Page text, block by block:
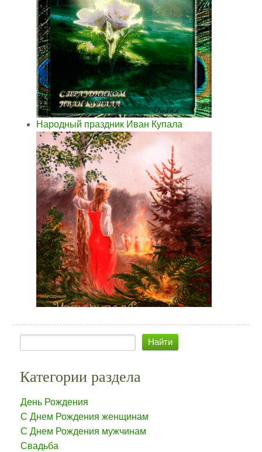
Народный праздник Иван Купала
Категории раздела
День Рождения
С Днем Рождения женщинам
С Днем Рождения мужчинам
Свадьба